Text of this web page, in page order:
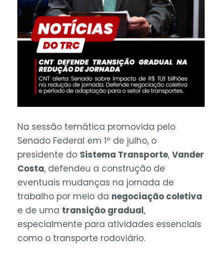
Na sessão temática promovida pelo
Senado Federal em 1º de julho, o
presidente do Sistema Transporte, Vander
Costa, defendeu a construção de
eventuais mudanças na jornada de
trabalho por meio da negociação coletiva
e de uma transição gradual,
especialmente para atividades essenciais
como o transporte rodoviário.